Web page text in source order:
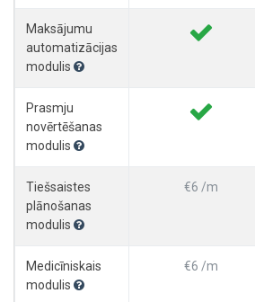
Maksājumu
automatizācijas
modulis
Prasmju
novērtēšanas
modulis
Tiešsaistes
plānošanas
modulis
€6 /m
Medicīniskais
modulis
€6 /m